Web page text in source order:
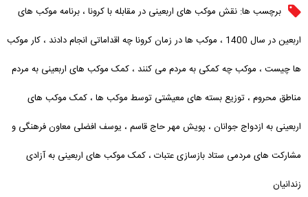
برچسب ها: نقش موکب های اربعینی در مقابله با کرونا ، برنامه موکب های
اربعین در سال 1400
، موکب ها در زمان کرونا چه اقداماتی انجام دادند ، کار موکب
ها چیست ، موکب چه کمکی به مردم می کنند ، کمک موکب های اربعینی به مردم
مناطق محروم ، توزیع بسته های معیشتی توسط موکب ها ، کمک موکب های
اربعینی به ازدواج جوانان ، پویش مهر حاج قاسم ، یوسف افضلی معاون فرهنگی و
مشارکت های مردمی ستاد بازسازی عتبات ، کمک موکب های اربعینی به آزادی
زندانیان